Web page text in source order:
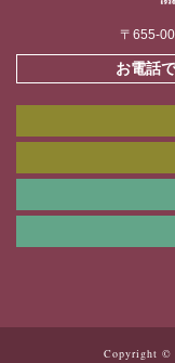
〒655-
お電話
Copyright ©